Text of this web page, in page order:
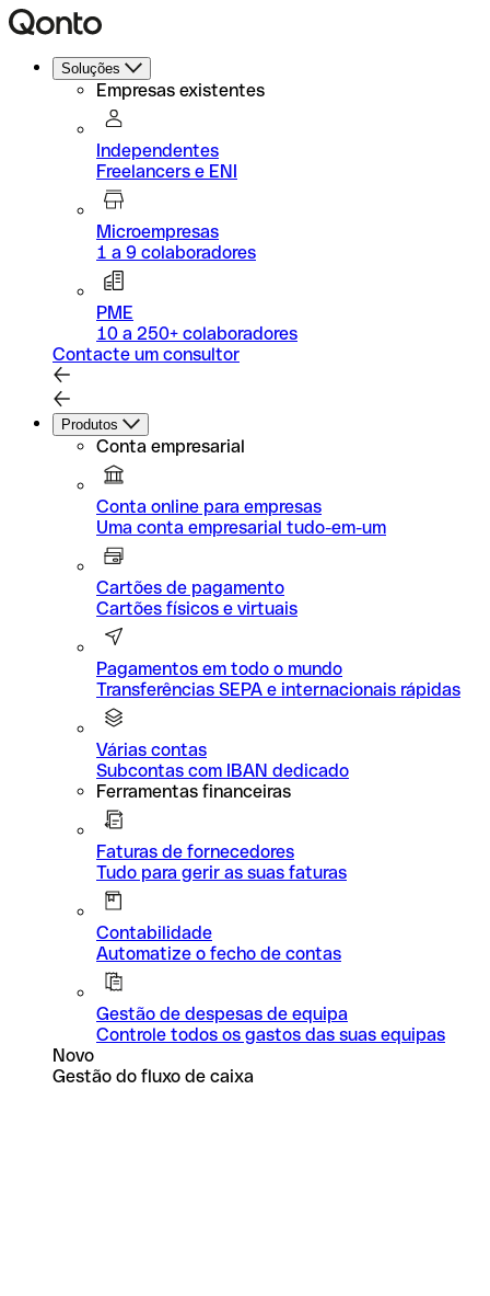
Soluções
Empresas existentes
Independentes
Freelancers e ENI
Microempresas
1 a 9 colaboradores
PME
10 a 250+ colaboradores
Contacte um consultor
Produtos
Conta empresarial
Conta online para empresas
Uma conta empresarial tudo-em-um
Cartões de pagamento
Cartões físicos e virtuais
Pagamentos em todo o mundo
Transferências SEPA e internacionais rápidas
Várias contas
Subcontas com IBAN dedicado
Ferramentas financeiras
Faturas de fornecedores
Tudo para gerir as suas faturas
Contabilidade
Automatize o fecho de contas
Gestão de despesas de equipa
Controle todos os gastos das suas equipas
Novo
Gestão do fluxo de caixa